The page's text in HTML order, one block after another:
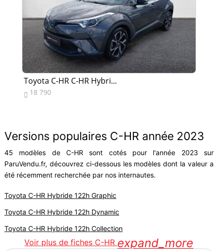
Toyota C-HR C-HR Hybri...
 18 790
Versions populaires C-HR année 2023
45 modèles de C-HR sont cotés pour l'année 2023 sur
ParuVendu.fr, découvrez ci-dessous les modèles dont la valeur a
été récemment recherchée par nos internautes.
Toyota C-HR Hybride 122h Graphic
Toyota C-HR Hybride 122h Dynamic
Toyota C-HR Hybride 122h Collection
Voir plus de fiches C-HR expand_more